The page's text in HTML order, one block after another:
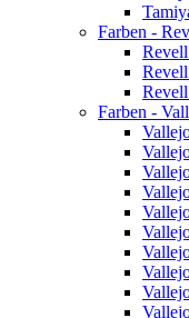
Farben -
Farben -